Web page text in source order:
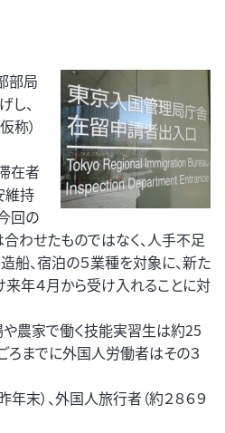
部局
し、
称）
在者
維持
回の
わせたものではなく、人手不足
船、宿泊の５業種を対象に、新た
年４月から受け入れることに対
農家で働く技能実習生は約25
ろまでに外国人労働者はその３
年末）、外国人旅行者（約２８６９